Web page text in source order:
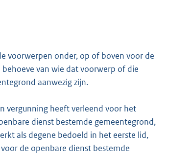
voorwerpen onder, op of boven voor de
van wie dat voorwerp of die
aanwezig zijn.
vergunning heeft verleend voor het
dienst bestemde gemeentegrond,
als degene bedoeld in het eerste lid,
de openbare dienst bestemde